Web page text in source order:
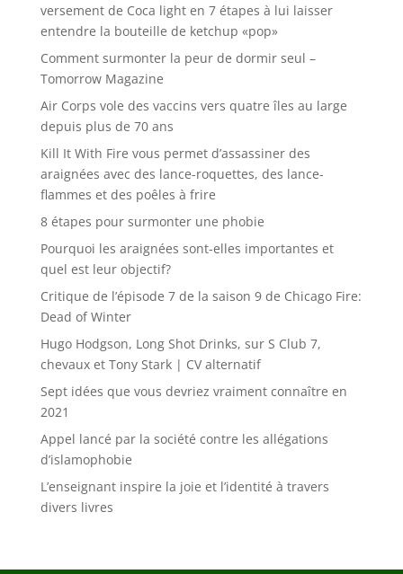
versement de Coca light en 7 étapes à lui laisser
entendre la bouteille de ketchup «pop»
Comment surmonter la peur de dormir seul –
Tomorrow Magazine
Air Corps vole des vaccins vers quatre îles au large
depuis plus de 70 ans
Kill It With Fire vous permet d’assassiner des
araignées avec des lance-roquettes, des lance-
flammes et des poêles à frire
8 étapes pour surmonter une phobie
Pourquoi les araignées sont-elles importantes et
quel est leur objectif?
Critique de l’épisode 7 de la saison 9 de Chicago Fire:
Dead of Winter
Hugo Hodgson, Long Shot Drinks, sur S Club 7,
chevaux et Tony Stark | CV alternatif
Sept idées que vous devriez vraiment connaître en
2021
Appel lancé par la société contre les allégations
d’islamophobie
L’enseignant inspire la joie et l’identité à travers
divers livres